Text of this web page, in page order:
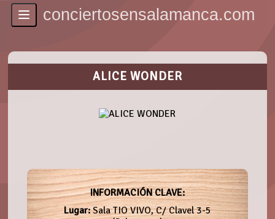
Toggle
navigationconciertosensalamanca.com
ALICE WONDER
INFORMACIÓN CLAVE:
Lugar:Sala TIO VIVO, C/ Clavel 3-5